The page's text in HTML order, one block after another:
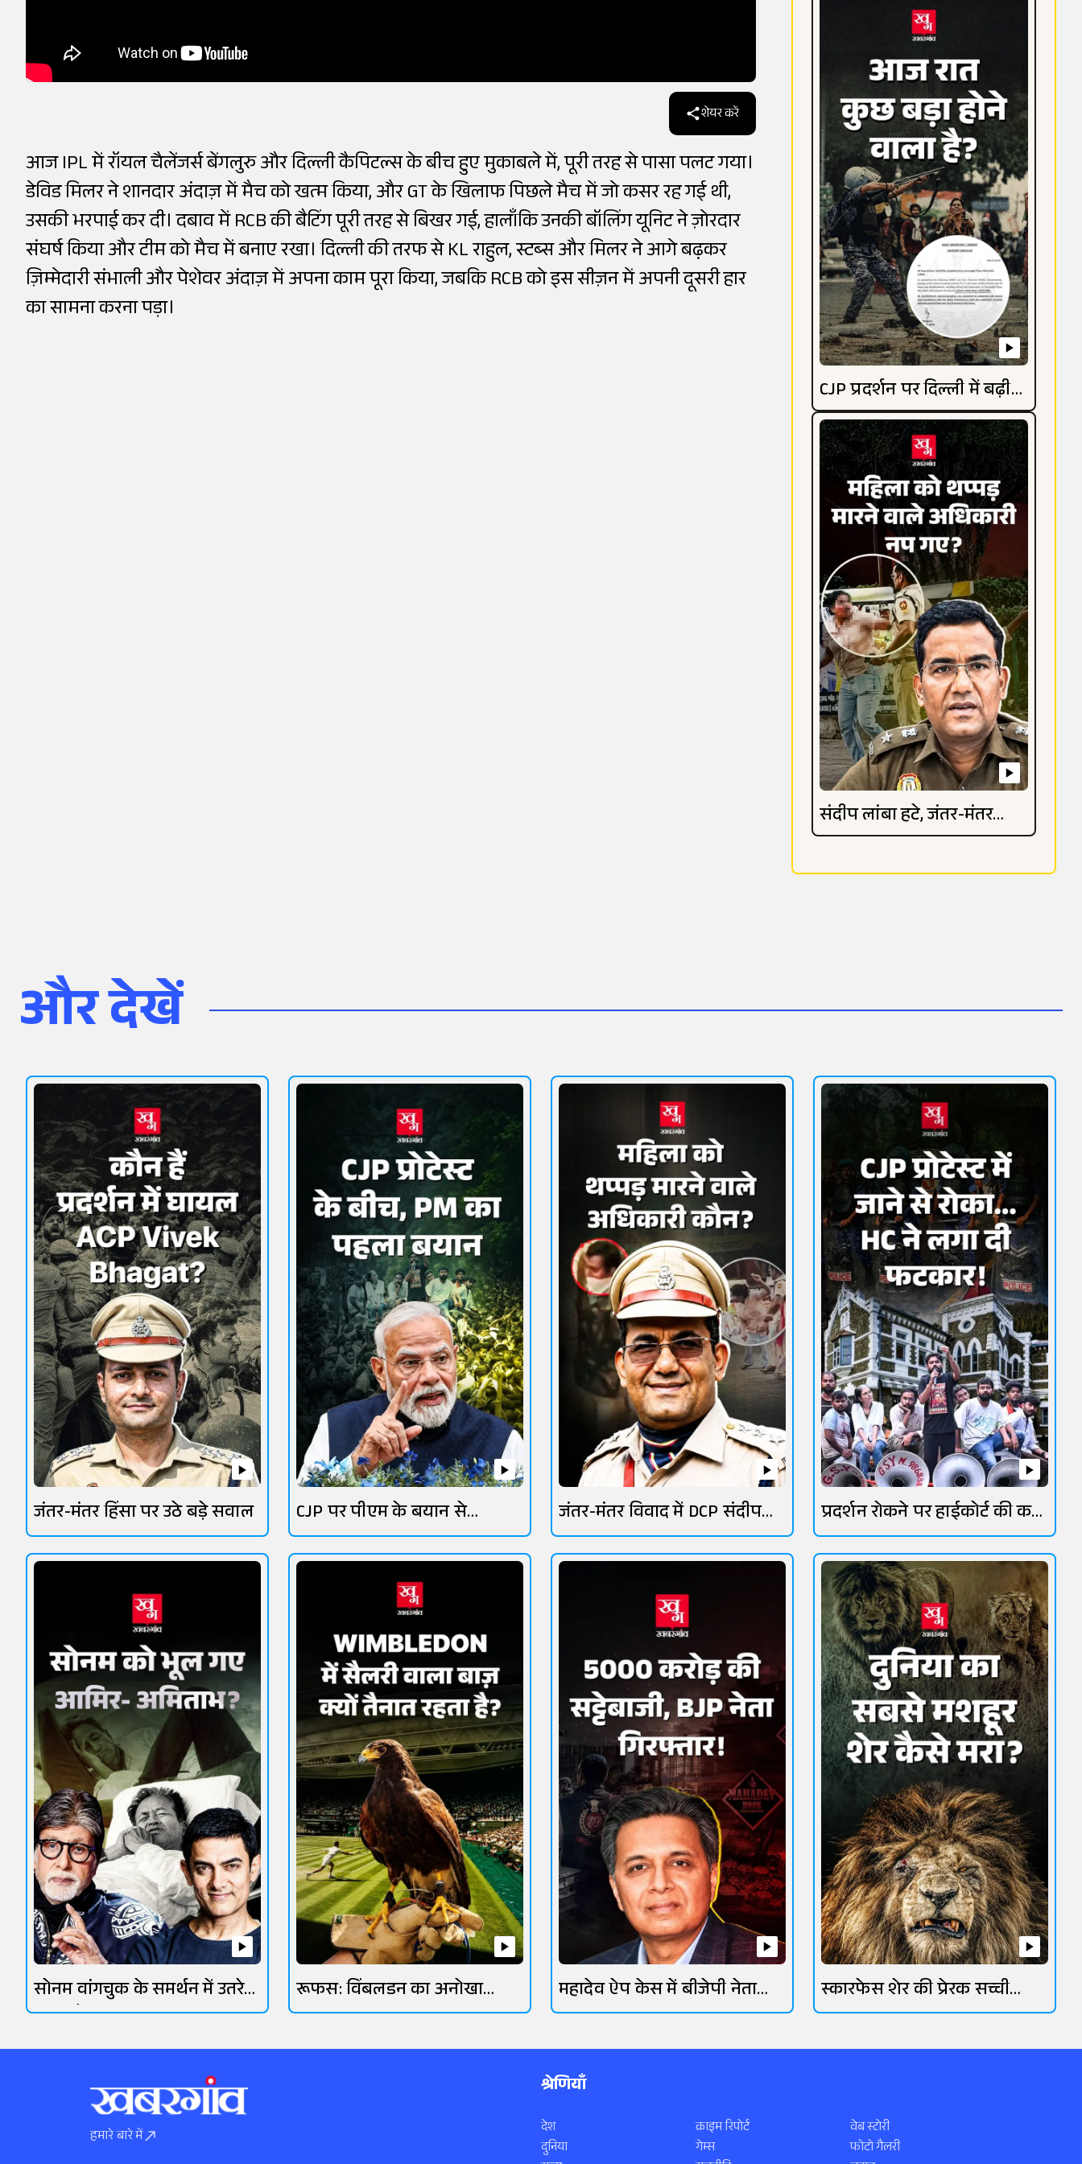
शेयर करें
आज IPL में रॉयल चैलेंजर्स बेंगलुरु और दिल्ली कैपिटल्स के बीच हुए मुकाबले में, पूरी तरह से पासा पलट गया।
डेविड मिलर ने शानदार अंदाज़ में मैच को खत्म किया, और GT के खिलाफ पिछले मैच में जो कसर रह गई थी,
उसकी भरपाई कर दी। दबाव में RCB की बैटिंग पूरी तरह से बिखर गई, हालाँकि उनकी बॉलिंग यूनिट ने ज़ोरदार
संघर्ष किया और टीम को मैच में बनाए रखा। दिल्ली की तरफ से KL राहुल, स्टब्स और मिलर ने आगे बढ़कर
ज़िम्मेदारी संभाली और पेशेवर अंदाज़ में अपना काम पूरा किया, जबकि RCB को इस सीज़न में अपनी दूसरी हार
का सामना करना पड़ा।
CJP प्रदर्शन पर दिल्ली में बढ़ी
हलचल
संदीप लांबा हटे, जंतर-मंतर
विवाद गहराया
और देखें
जंतर-मंतर हिंसा पर उठे बड़े सवाल
CJP पर पीएम के बयान से
सियासत तेज
जंतर-मंतर विवाद में DCP संदीप
लांबा चर्चा में
प्रदर्शन रोकने पर हाईकोर्ट की कड़ी
फटकार
सोनम वांगचुक के समर्थन में उतरे
ओमी वैद्य
रूफस: विंबलडन का अनोखा
आसमानी रक्षक
महादेव ऐप केस में बीजेपी नेता
गिरफ्तार
स्कारफेस शेर की प्रेरक सच्ची
कहानी
हमारे बारे में
श्रेणियाँ
देश
दुनिया
क्राइम रिपोर्ट
गेम्स
वेब स्टोरी
फोटो गैलरी